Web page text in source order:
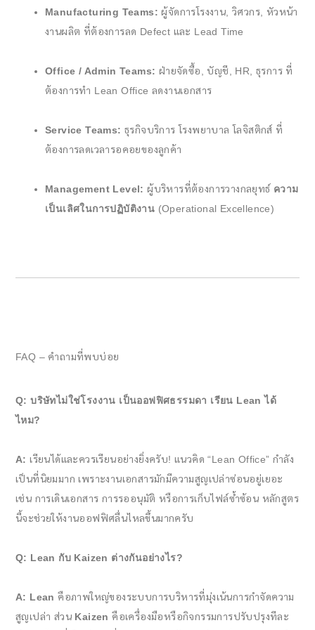
Manufacturing Teams: ผู้จัดการโรงงาน, วิศวกร, หัวหน้า
งานผลิต ที่ต้องการลด Defect และ Lead Time
Office / Admin Teams: ฝ่ายจัดซื้อ, บัญชี, HR, ธุรการ ที่
ต้องการทำ Lean Office ลดงานเอกสาร
Service Teams: ธุรกิจบริการ โรงพยาบาล โลจิสติกส์ ที่
ต้องการลดเวลารอคอยของลูกค้า
Management Level: ผู้บริหารที่ต้องการวางกลยุทธ์ ความ
เป็นเลิศในการปฏิบัติงาน (Operational Excellence)
FAQ – คำถามที่พบบ่อย
Q: บริษัทไม่ใช่โรงงาน เป็นออฟฟิศธรรมดา เรียน Lean ได้
ไหม?
A: เรียนได้และควรเรียนอย่างยิ่งครับ! แนวคิด “Lean Office” กำลัง
เป็นที่นิยมมาก เพราะงานเอกสารมักมีความสูญเปล่าซ่อนอยู่เยอะ
เช่น การเดินเอกสาร การรออนุมัติ หรือการเก็บไฟล์ซ้ำซ้อน หลักสูตร
นี้จะช่วยให้งานออฟฟิศลื่นไหลขึ้นมากครับ
Q: Lean กับ Kaizen ต่างกันอย่างไร?
A: Lean คือภาพใหญ่ของระบบการบริหารที่มุ่งเน้นการกำจัดความ
สูญเปล่า ส่วน Kaizen คือเครื่องมือหรือกิจกรรมการปรับปรุงทีละ